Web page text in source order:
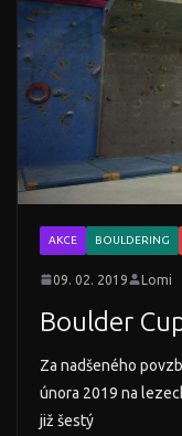
AKCE BOULDERING
09. 02. 2019 Lomi
Boulder
Za nadšeného
února 2019 na
již šestý